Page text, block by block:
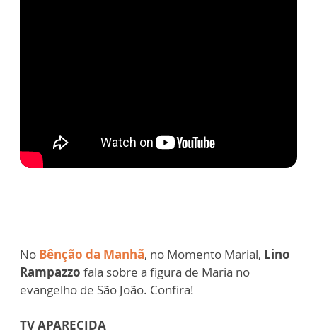
No Bênção da Manhã, no Momento Marial, Lino
Rampazzo fala sobre a figura de Maria no
evangelho de São João. Confira!
TV APARECIDA